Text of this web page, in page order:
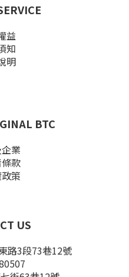
益
知
明
BTC
業
款
策
US
路3段73巷12號